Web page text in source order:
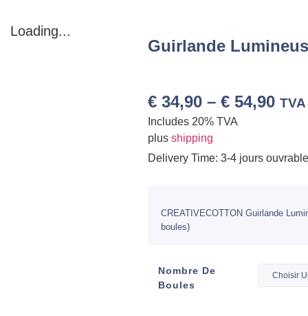
Loading...
Guirlande
€ 34,90 – € 54,90
Includes 20% TVA
plus shipping
Delivery Time: 3-4 jours
CREATIVECOTTON Guirlande
boules)
Nombre De
Boules